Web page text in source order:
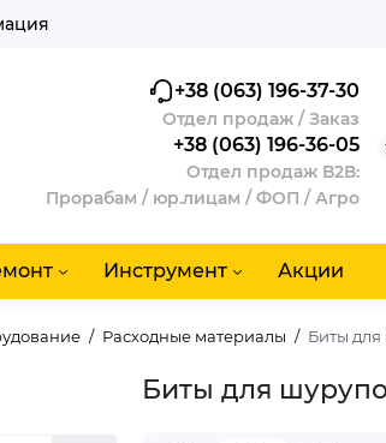
+38 (063) 196-37-30
Отдел продаж / Заказ
+38 (063) 196-36-05
Отдел продаж В2В:
Прорабам / юр.лицам / ФОП / Агро
Инструмент Акции
Расходные материалы Биты
Биты для